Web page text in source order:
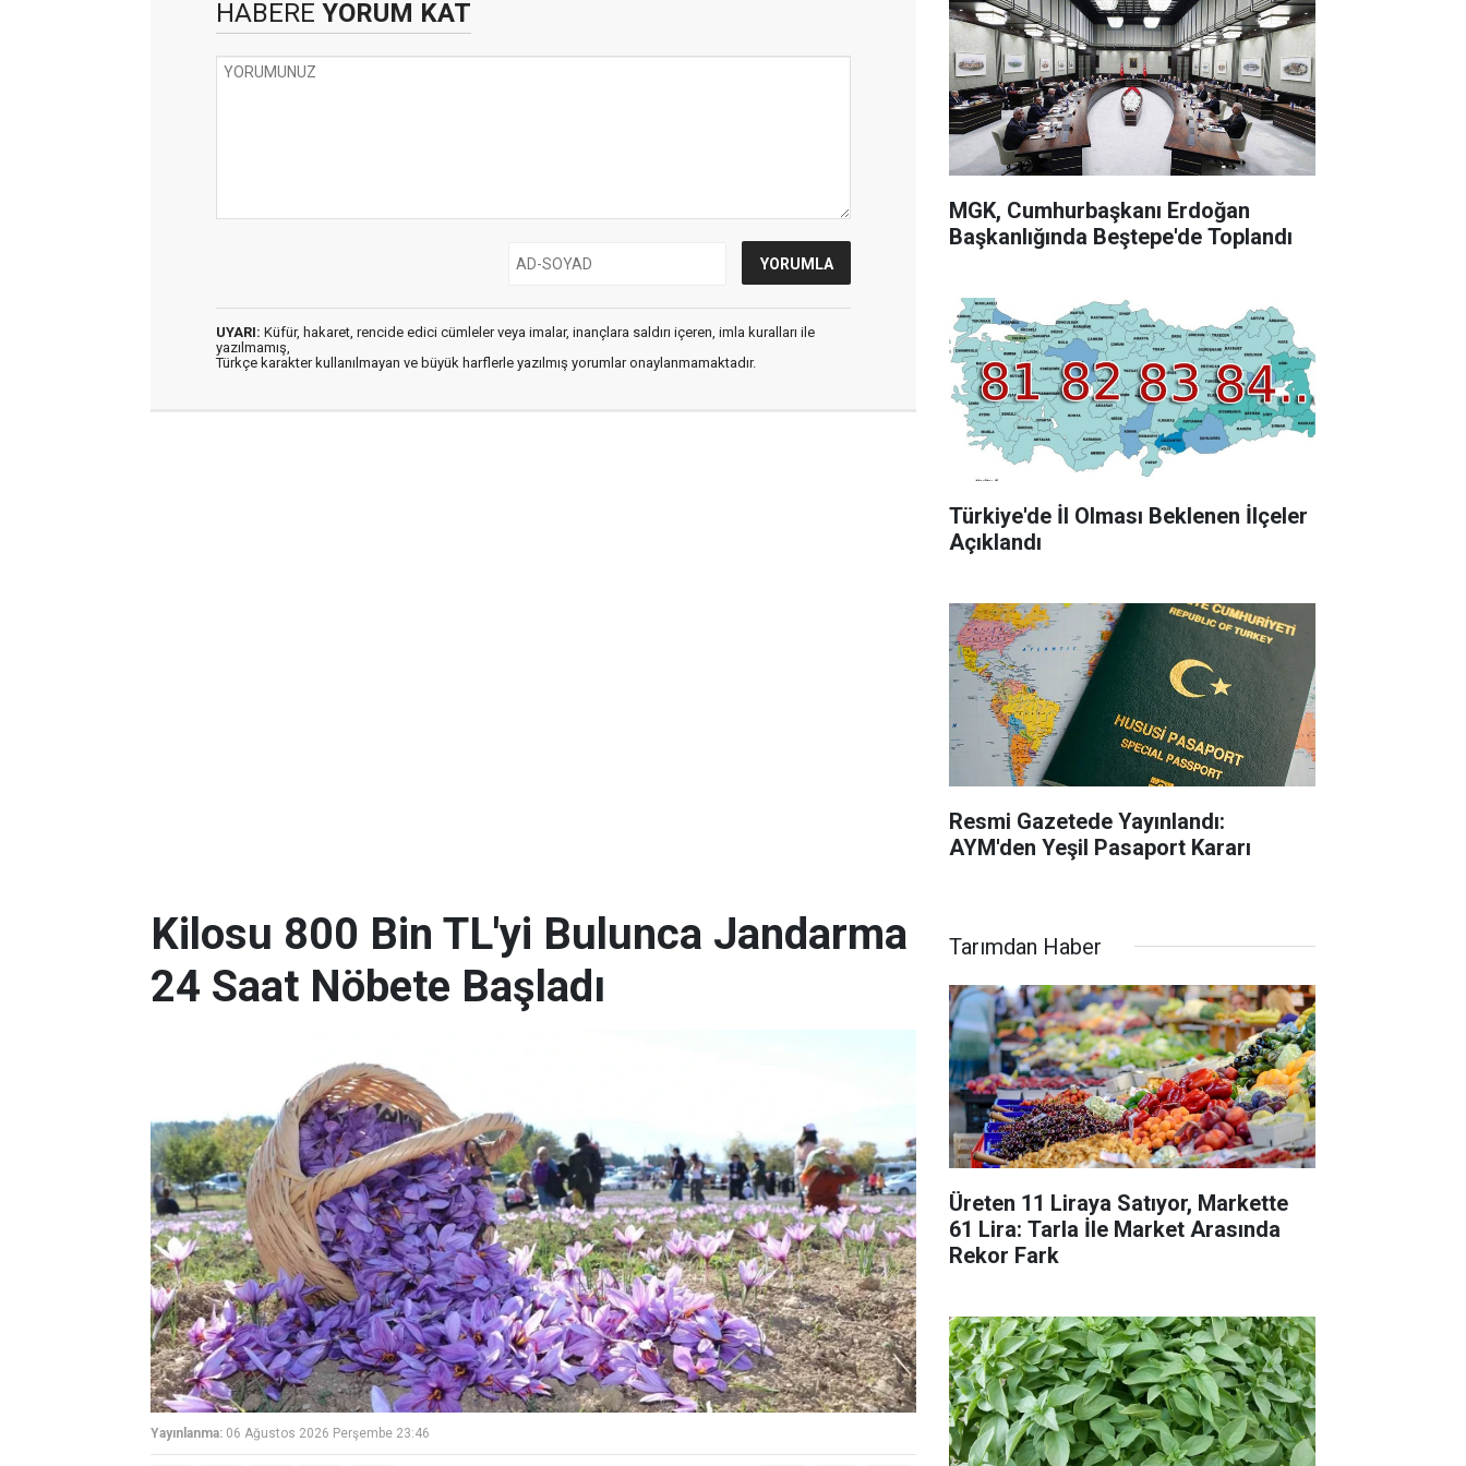
HABERE YORUM KAT
UYARI: Küfür, hakaret, rencide edici cümleler veya imalar, inançlara saldırı içeren, imla kuralları ile
yazılmamış,
Türkçe karakter kullanılmayan ve büyük harflerle yazılmış yorumlar onaylanmamaktadır.
MGK, Cumhurbaşkanı Erdoğan
Başkanlığında Beştepe'de Toplandı
Türkiye'de İl Olması Beklenen İlçeler
Açıklandı
Resmi Gazetede Yayınlandı:
AYM'den Yeşil Pasaport Kararı
Kilosu 800 Bin TL'yi Bulunca Jandarma
24 Saat Nöbete Başladı
Yayınlanma: 06 Ağustos 2026 Perşembe 23:46
Tarımdan Haber
Üreten 11 Liraya Satıyor, Markette
61 Lira: Tarla İle Market Arasında
Rekor Fark